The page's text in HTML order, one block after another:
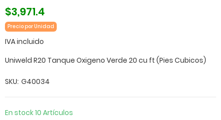
$3,971.4
Precio por Unidad
IVA incluido
Uniweld R20 Tanque Oxigeno Verde 20 cu ft (Pies Cubicos)
SKU G40034
En stock10 Artículos